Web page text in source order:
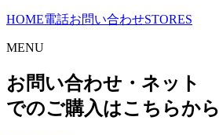
HOME電話お問い合わせSTORES
MENU
お問い合わせ・ネット
でのご購入はこちらから